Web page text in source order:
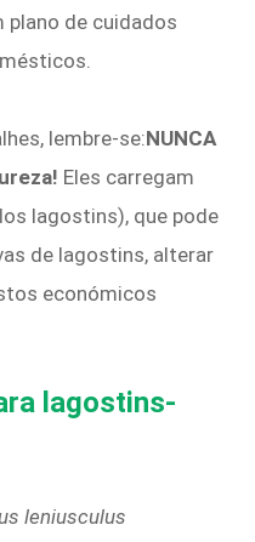
plano de cuidados
lembre-se:NUNCA
Eles carregam
lagostins), que pode
de lagostins, alterar
económicos
lagostins-
leniusculus